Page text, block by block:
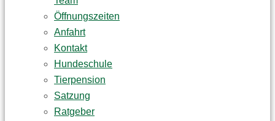
Öffnungszeiten
Anfahrt
Kontakt
Hundeschule
Tierpension
Satzung
Ratgeber